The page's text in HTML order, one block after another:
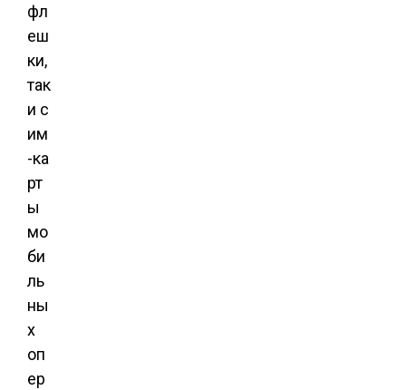
фл
еш
ки,
так
и с
им
-ка
рт
ы
мо
би
ль
ны
х
оп
ер